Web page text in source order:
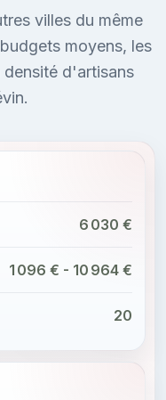
villes du même
moyens, les
d'artisans
6 030 €
1 096 € - 10 964 €
20